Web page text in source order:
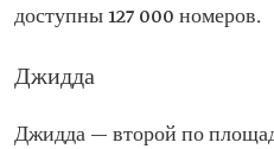
доступны 127 000 номеров.
Джидда
Джидда — второй по